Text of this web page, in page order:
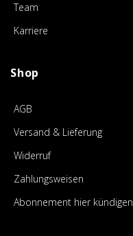
Team
Karriere
Shop
AGB
Versand & Lieferung
Widerruf
Zahlungsweisen
Abonnement hier kündigen